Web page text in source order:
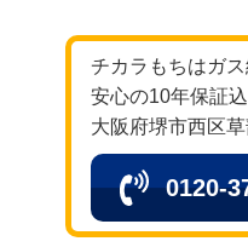
チカラもちはガ
安心の10年保証
大阪府堺市西区
0120-